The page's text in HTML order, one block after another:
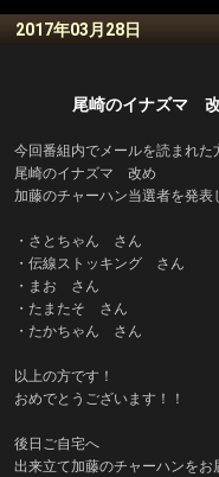
2017年03月28日
尾崎のイナズマ
今回番組内でメールを読まれた
尾崎のイナズマ 改め
加藤のチャーハン当選者を発表
・さとちゃん さん
・伝線ストッキング さん
・まお さん
・たまたそ さん
・たかちゃん さん
以上の方です！
おめでとうございます！！
後日ご自宅へ
出来立て加藤のチャーハンをお